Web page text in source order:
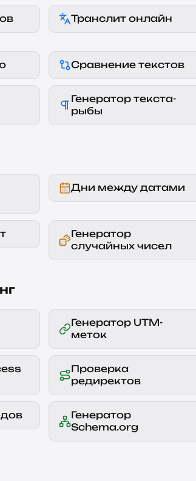
Транслит онлайн
Сравнение текстов
Генератор текста-
рыбы
Дни между датами
Генератор
случайных чисел
Генератор UTM-
меток
Проверка
редиректов
Генератор
Schema.org